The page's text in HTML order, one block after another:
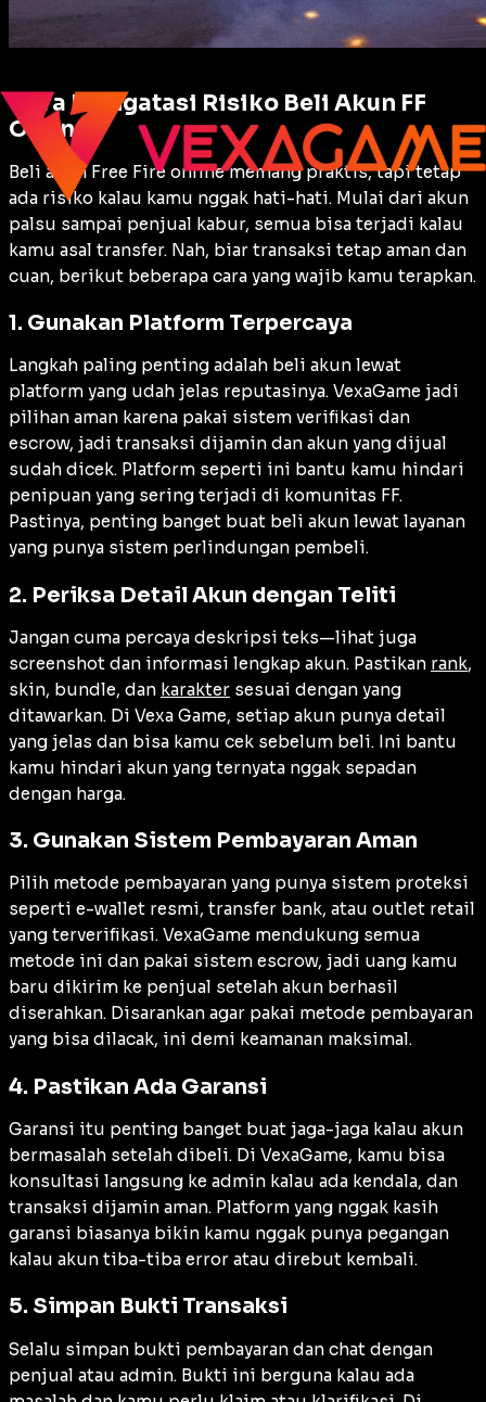
Cara Mengatasi Risiko Beli Akun FF
Online
Beli akun Free Fire online memang praktis, tapi tetap
ada risiko kalau kamu nggak hati-hati. Mulai dari akun
palsu sampai penjual kabur, semua bisa terjadi kalau
kamu asal transfer. Nah, biar transaksi tetap aman dan
cuan, berikut beberapa cara yang wajib kamu terapkan.
1. Gunakan Platform Terpercaya
Langkah paling penting adalah beli akun lewat
platform yang udah jelas reputasinya. VexaGame jadi
pilihan aman karena pakai sistem verifikasi dan
escrow, jadi transaksi dijamin dan akun yang dijual
sudah dicek. Platform seperti ini bantu kamu hindari
penipuan yang sering terjadi di komunitas FF.
Pastinya, penting banget buat beli akun lewat layanan
yang punya sistem perlindungan pembeli.
2. Periksa Detail Akun dengan Teliti
Jangan cuma percaya deskripsi teks—lihat juga
screenshot dan informasi lengkap akun. Pastikan rank,
skin, bundle, dan karakter sesuai dengan yang
ditawarkan. Di Vexa Game, setiap akun punya detail
yang jelas dan bisa kamu cek sebelum beli. Ini bantu
kamu hindari akun yang ternyata nggak sepadan
dengan harga.
3. Gunakan Sistem Pembayaran Aman
Pilih metode pembayaran yang punya sistem proteksi
seperti e-wallet resmi, transfer bank, atau outlet retail
yang terverifikasi. VexaGame mendukung semua
metode ini dan pakai sistem escrow, jadi uang kamu
baru dikirim ke penjual setelah akun berhasil
diserahkan. Disarankan agar pakai metode pembayaran
yang bisa dilacak, ini demi keamanan maksimal.
4. Pastikan Ada Garansi
Garansi itu penting banget buat jaga-jaga kalau akun
bermasalah setelah dibeli. Di VexaGame, kamu bisa
konsultasi langsung ke admin kalau ada kendala, dan
transaksi dijamin aman. Platform yang nggak kasih
garansi biasanya bikin kamu nggak punya pegangan
kalau akun tiba-tiba error atau direbut kembali.
5. Simpan Bukti Transaksi
Selalu simpan bukti pembayaran dan chat dengan
penjual atau admin. Bukti ini berguna kalau ada